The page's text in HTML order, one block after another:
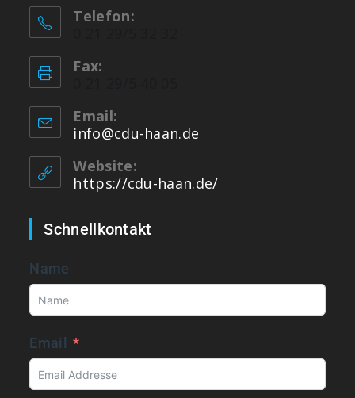
Telefon:
Fax:
Email:
info@cdu-haan.de
Website:
https://cdu-haan.de/
Schnellkontakt
Name
Email